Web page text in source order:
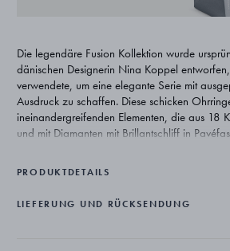
Die legendäre Fusion Kollektion wurde
dänischen Designerin Nina Koppel
verwendete, um eine elegante Serie mit
Ausdruck zu schaffen. Diese schicken
ineinandergreifenden Elementen, die aus 18
und mit Diamanten mit Brillantschliff in
PRODUKTDETAILS
LIEFERUNG UND RÜCKSENDUNG